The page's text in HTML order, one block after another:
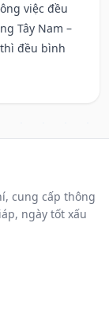
việc đều
Tây Nam –
đều bình
cung cấp thông
ngày tốt xấu